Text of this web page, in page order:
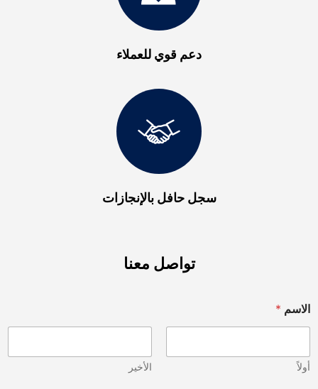
دعم قوي للعملاء
سجل حافل بالإنجازات
تواصل معنا
الاسم *
أولاً الأخير